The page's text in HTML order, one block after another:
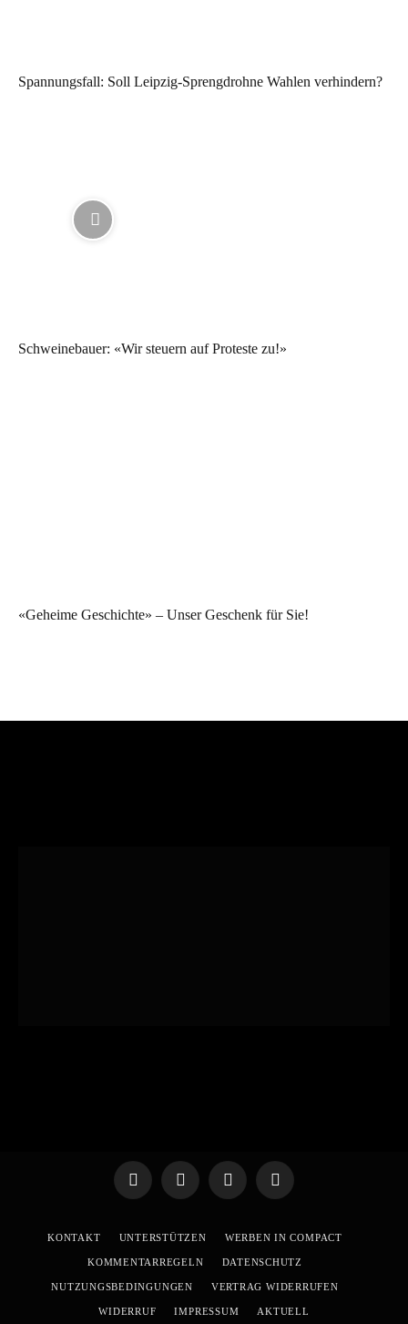
Spannungsfall: Soll Leipzig-Sprengdrohne Wahlen verhindern?
Schweinebauer: «Wir steuern auf Proteste zu!»
«Geheime Geschichte» – Unser Geschenk für Sie!
TelegramWhatsApp
X
YouTube
KONTAKT UNTERSTÜTZEN WERBEN IN COMPACT
KOMMENTARREGELN DATENSCHUTZ
NUTZUNGSBEDINGUNGEN VERTRAG WIDERRUFEN
WIDERRUF IMPRESSUM AKTUELL